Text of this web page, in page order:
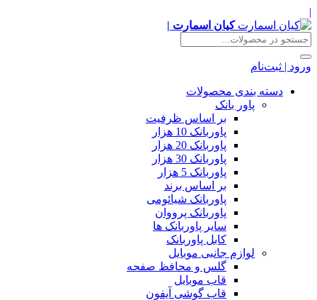
|
کیان اسمارت |
ورود | ثبت‌نام
دسته بندی محصولات
پاور بانک
بر اساس ظرفیت
پاوربانک 10 هزار
پاوربانک 20 هزار
پاوربانک 30 هزار
پاوربانک 5 هزار
بر اساس برند
پاوربانک شیائومی
پاوربانک پرووان
سایر پاوربانک ها
کابل پاوربانک
لوازم جانبی موبایل
گلس و محافظ صفحه
قاب موبایل
قاب گوشی آیفون